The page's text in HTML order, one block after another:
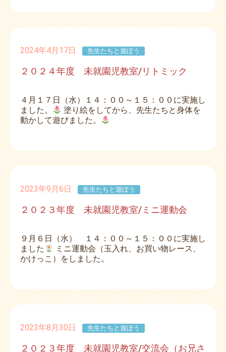
2024年4月17日 先生たちと遊ぼう
２０２４年度 未就園児教室/リトミック
４月１７日（水）１４：００～１５：００に実施し
ました。
塗り絵をしてから、先生たちと身体を
動かして遊びました。
2023年9月6日 先生たちと遊ぼう
２０２３年度 未就園児教室/ミニ運動会
９月６日（水） １４：００～１５：００に実施し
ました
ミニ運動会（玉入れ、お買い物レース、
かけっこ）をしました。
2023年8月30日 先生たちと遊ぼう
２０２３年度 未就園児教室/交流会（お兄さ